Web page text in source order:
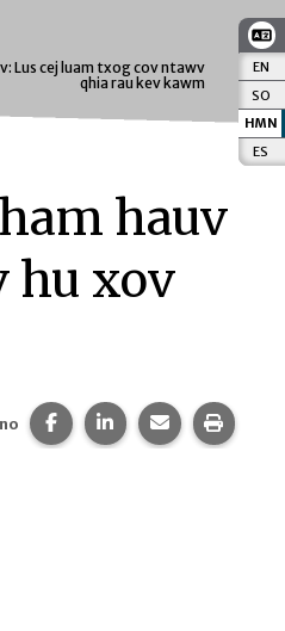
EN
SO
HMN
ES
Lus cej luam txog cov ntawv
qhia rau kev kawm
hauv
hu xov
Faib nplooj vev xaib no
Faib nplooj vev
Faib qhiaLuam